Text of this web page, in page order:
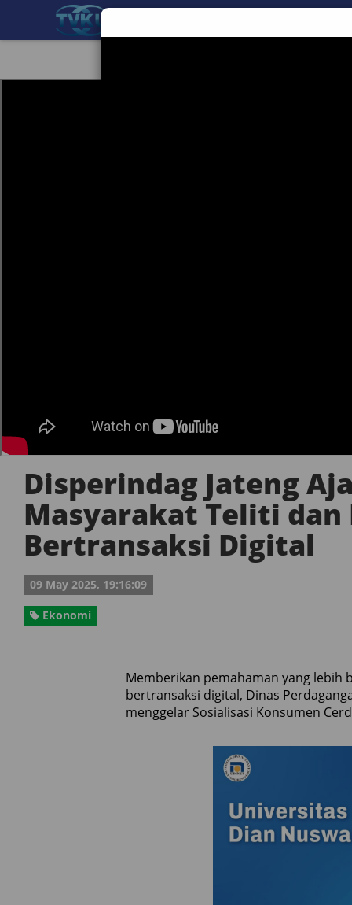
Disperindag Jateng
Masyarakat Teliti dan
Bertransaksi Digital
09 May 2025, 19:16:09
Ekonomi
Memberikan pemahaman yang lebih
bertransaksi digital, Dinas
menggelar Sosialisasi Konsumen